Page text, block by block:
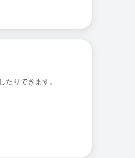
りできます。